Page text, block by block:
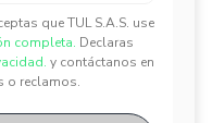
que TUL S.A.S. use
completa. Declaras
y contáctanos en
o reclamos.
✕
✕